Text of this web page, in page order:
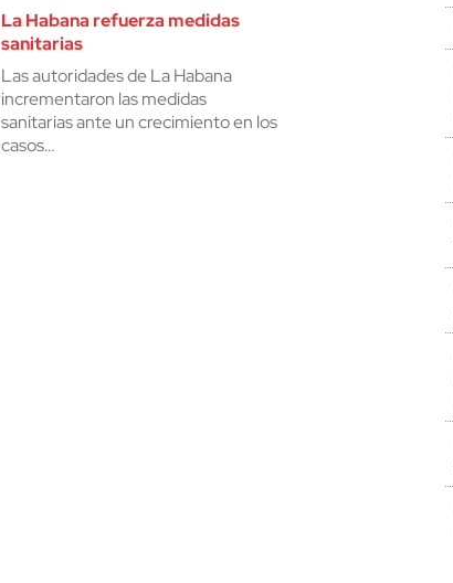
La Habana refuerza medidas
sanitarias
Las autoridades de La Habana
incrementaron las medidas
sanitarias ante un crecimiento en los
casos…